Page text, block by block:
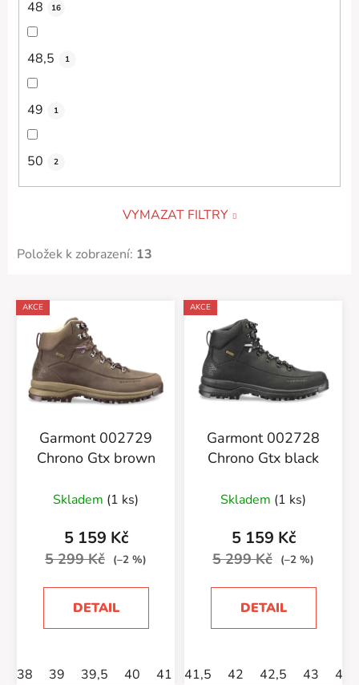
48 16
48,5 1
49 1
50 2
VYMAZAT FILTRY
Položek k zobrazení: 13
V
ý
AKCE
Garmont 002729
Chrono Gtx brown
Skladem (1 ks)
5 159 Kč
5 299 Kč (–2 %)
DETAIL
38 39 39,5 40 41 41,5 42 42,5 43 44
AKCE
Garmont 002728
Chrono Gtx black
Skladem (1 ks)
5 159 Kč
5 299 Kč (–2 %)
DETAIL
41,5 42 42,5 43 44